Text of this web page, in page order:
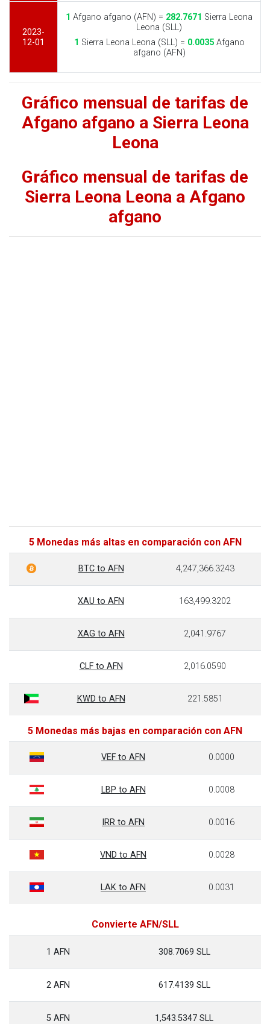
2023-
12-01
1 Afgano afgano (AFN) = 282.7671 Sierra Leona
Leona (SLL)
1 Sierra Leona Leona (SLL) = 0.0035Afgano
afgano (AFN)
Gráfico mensual de tarifas de
Afgano afgano a Sierra Leona
Leona
Gráfico mensual de tarifas de
Sierra Leona Leona a Afgano
afgano
5 Monedas más altas en comparación con AFN
BTC to AFN 4,247,366.3243
XAU to AFN 163,499.3202
XAG to AFN 2,041.9767
CLF to AFN 2,016.0590
KWD to AFN 221.5851
5 Monedas más bajas en comparación con AFN
VEF to AFN 0.0000
LBP to AFN 0.0008
IRR to AFN 0.0016
VND to AFN 0.0028
LAK to AFN 0.0031
Convierte AFN/SLL
1 AFN 308.7069 SLL
2 AFN 617.4139 SLL
5 AFN 1,543.5347 SLL